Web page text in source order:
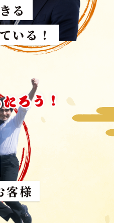
る
いる！
客様